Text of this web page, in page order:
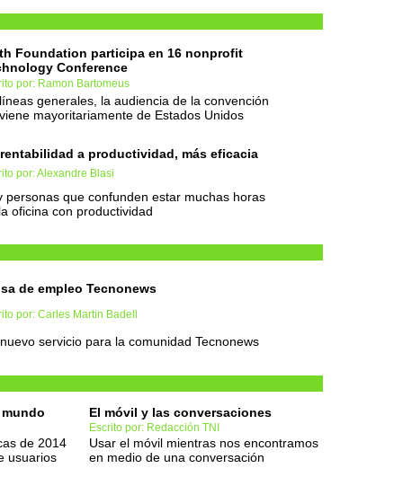
Foundation participa en 16 nonprofit
Conference
por: Ramon Bartomeus
generales, la audiencia de la convención
mayoritariamente de Estados Unidos
a productividad, más eficacia
por: Alexandre Blasi
personas que confunden estar muchas horas
oficina con productividad
de empleo Tecnonews
por: Carles Martin Badell
servicio para la comunidad Tecnonews
de 2014
usuarios
El móvil y las conversaciones
Escrito por: Redacción TNI
Usar el móvil mientras nos encontramos
en medio de una conversación